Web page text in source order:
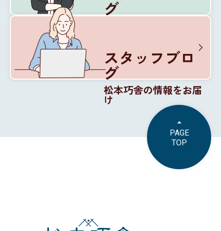
グ
スタッフブロ
グ
松本巧舎の情報をお届
け
PAGE
TOP